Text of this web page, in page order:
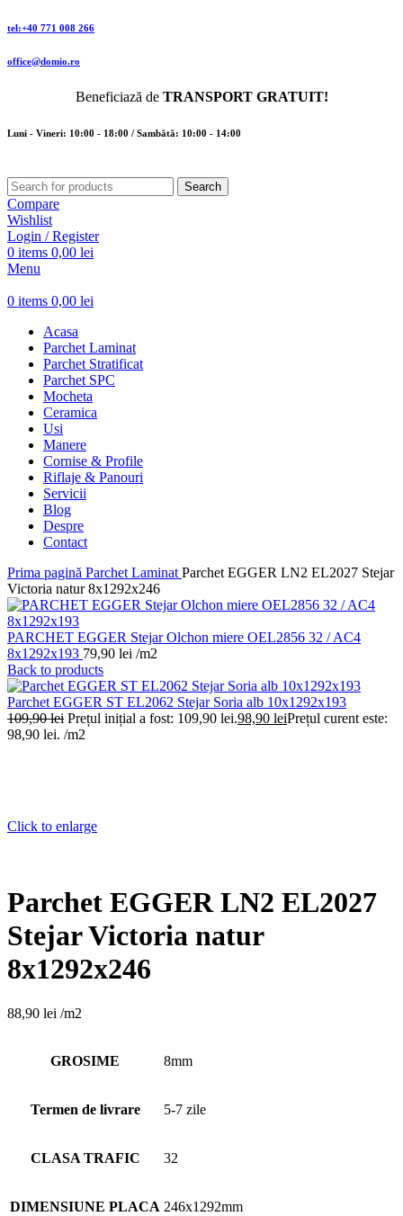
tel:+40 771 008 266
office@domio.ro
Beneficiază de TRANSPORT GRATUIT!
Luni - Vineri: 10:00 - 18:00 / Sambătă: 10:00 - 14:00
Search
Compare
Wishlist
Login / Register
0 items 0,00 lei
Menu
0 items 0,00 lei
Acasa
Parchet Laminat
Parchet Stratificat
Parchet SPC
Mocheta
Ceramica
Usi
Manere
Cornise & Profile
Riflaje & Panouri
Servicii
Blog
Despre
Contact
Prima pagină Parchet Laminat Parchet EGGER LN2 EL2027 Stejar
Victoria natur 8x1292x246
PARCHET EGGER Stejar Olchon miere OEL2856 32 / AC4
8x1292x193 79,90 lei /m2
Back to products
Parchet EGGER ST EL2062 Stejar Soria alb 10x1292x193
109,90lei Prețul inițial a fost: 109,90 lei.98,90 leiPrețul curent este:
98,90 lei. /m2
Click to enlarge
Parchet EGGER LN2 EL2027
Stejar Victoria natur
8x1292x246
88,90 lei /m2
GROSIME 8mm
Termen de livrare 5-7 zile
CLASA TRAFIC 32
DIMENSIUNE PLACA 246x1292mm